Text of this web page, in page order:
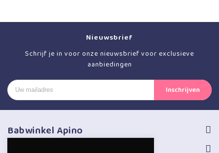
Nieuwsbrief
Schrijf je in voor onze nieuwsbrief voor exclusieve
aanbiedingen
Babwinkel Apino